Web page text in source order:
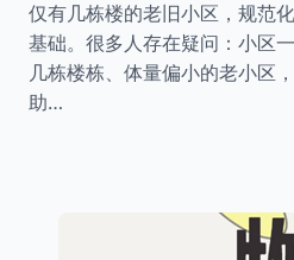
仅有几栋楼的老旧小区，规范
基础。很多人存在疑问：小区
几栋楼栋、体量偏小的老小区
助…